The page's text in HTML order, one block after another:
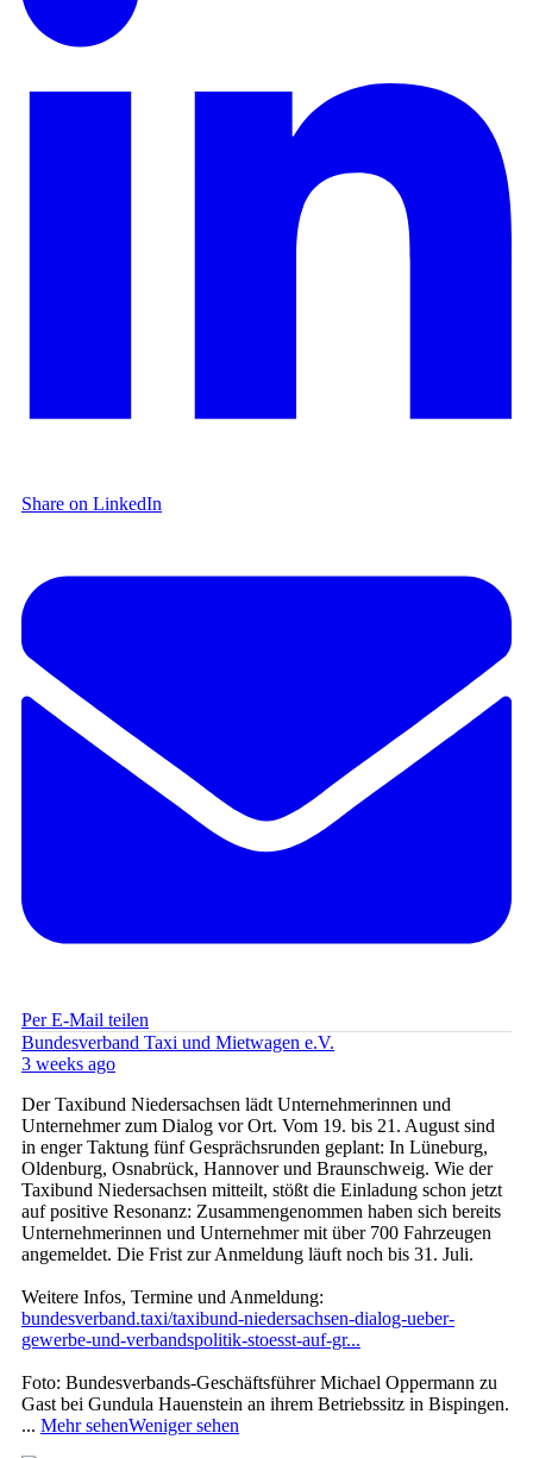
Share on LinkedIn
Per E-Mail teilen
Bundesverband Taxi und Mietwagen e.V.
3 weeks ago
Der Taxibund Niedersachsen lädt Unternehmerinnen und
Unternehmer zum Dialog vor Ort. Vom 19. bis 21. August sind
in enger Taktung fünf Gesprächsrunden geplant: In Lüneburg,
Oldenburg, Osnabrück, Hannover und Braunschweig. Wie der
Taxibund Niedersachsen mitteilt, stößt die Einladung schon jetzt
auf positive Resonanz: Zusammengenommen haben sich bereits
Unternehmerinnen und Unternehmer mit über 700 Fahrzeugen
angemeldet. Die Frist zur Anmeldung läuft noch bis 31. Juli.
Weitere Infos, Termine und Anmeldung:
bundesverband.taxi/taxibund-niedersachsen-dialog-ueber-
gewerbe-und-verbandspolitik-stoesst-auf-gr...
Foto: Bundesverbands-Geschäftsführer Michael Oppermann zu
Gast bei Gundula Hauenstein an ihrem Betriebssitz in Bispingen.
... Mehr sehenWeniger sehen